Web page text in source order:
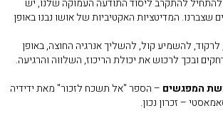
להתחיל להתקרב ליסוד התודעה העמוקה שלנו, יש
המדיטציות האקטיביות של אושו נבנו באופן
להשמיע קול, להשליך אנרגיה החוצה, באופן
ובכך לרכוש את יכולת הריכוז, השלווה והרגיעה.
המפגשים – הספר "אל תשכח לזכור" מאת ידידיה
– זכרון נכון.